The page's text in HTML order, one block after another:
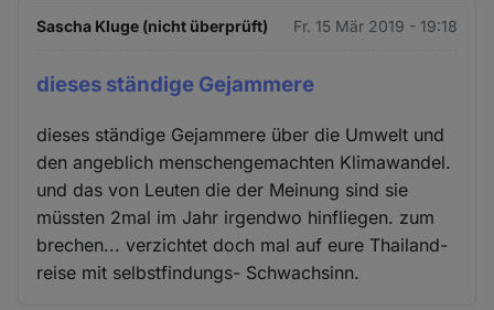
Sascha Kluge (nicht überprüft) Fr. 15 Mär 2019 - 19:18
dieses ständige Gejammere
dieses ständige Gejammere über die Umwelt und
den angeblich menschengemachten Klimawandel.
und das von Leuten die der Meinung sind sie
müssten 2mal im Jahr irgendwo hinfliegen. zum
brechen... verzichtet doch mal auf eure Thailand-
reise mit selbstfindungs- Schwachsinn.